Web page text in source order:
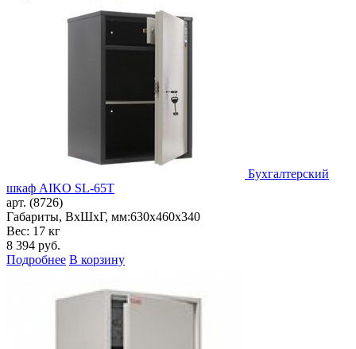
Бухгалтерский
шкаф AIKO SL-65Т
арт. (8726)
Габариты, ВxШxГ, мм:630x460x340
Вес: 17 кг
8 394 руб.
Подробнее В корзину